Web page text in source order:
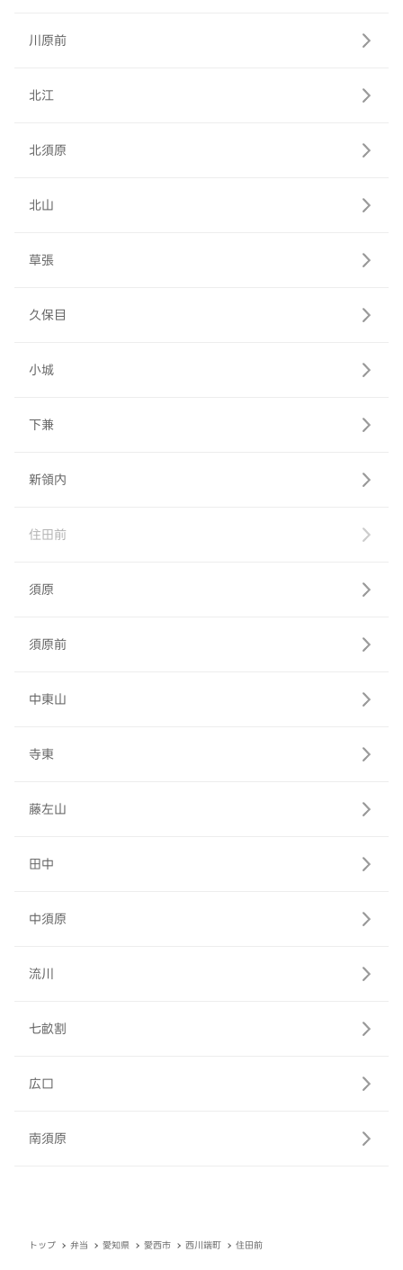
川原前
北江
北須原
北山
草張
久保目
小城
下兼
新領内
住田前
須原
須原前
中東山
寺東
藤左山
田中
中須原
流川
七畝割
広口
南須原
トップ 弁当 愛知県 愛西市 西川端町 住田前